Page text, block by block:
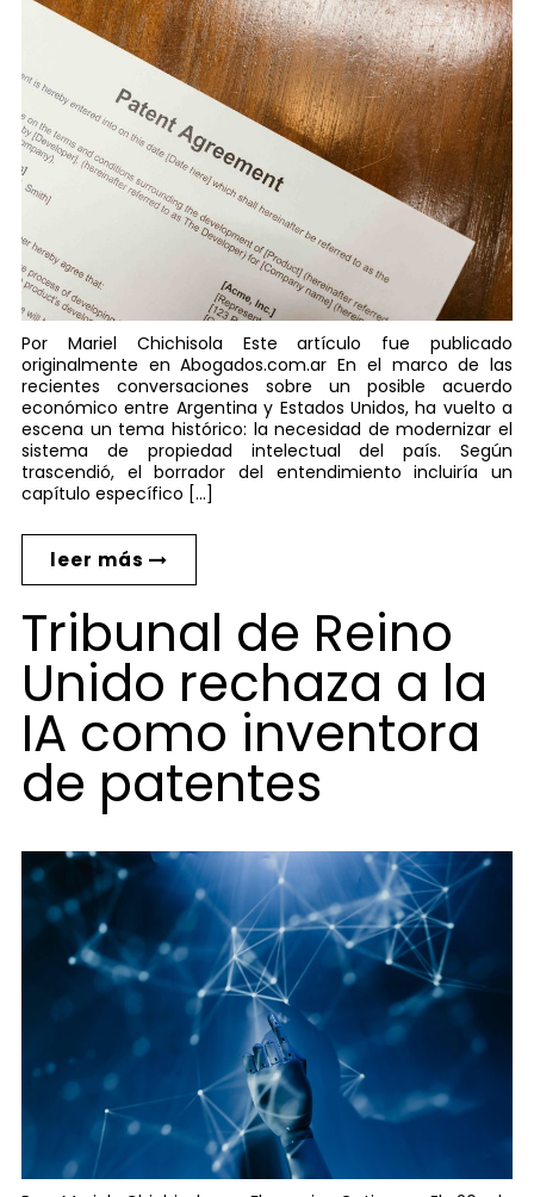
Por Mariel Chichisola Este artículo fue publicado
originalmente en Abogados.com.ar En el marco de las
recientes conversaciones sobre un posible acuerdo
económico entre Argentina y Estados Unidos, ha vuelto a
escena un tema histórico: la necesidad de modernizar el
sistema de propiedad intelectual del país. Según
trascendió, el borrador del entendimiento incluiría un
capítulo específico […]
leer más
Tribunal de Reino
Unido rechaza a la
IA como inventora
de patentes